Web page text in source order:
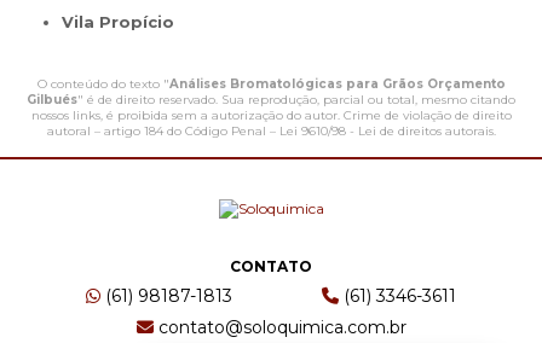
Vila Propício
O conteúdo do texto "Análises Bromatológicas para Grãos Orçamento
Gilbués" é de direito reservado. Sua reprodução, parcial ou total, mesmo citando
nossos links, é proibida sem a autorização do autor. Crime de violação de direito
autoral – artigo 184 do Código Penal – Lei 9610/98 - Lei de direitos autorais.
CONTATO
(61) 98187-1813
(61) 3346-3611
contato@soloquimica.com.br